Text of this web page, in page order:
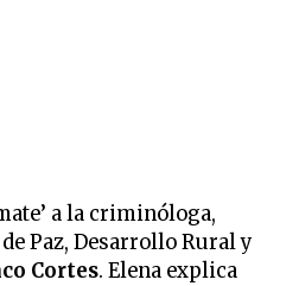
a la criminóloga,
Paz, Desarrollo Rural y
Cortes. Elena explica